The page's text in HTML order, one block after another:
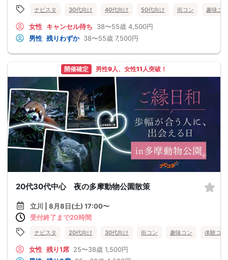
ナビスタ 30代向け 40代向け 50代向け 街コン 趣味コン
女性 キャンセル待ち 38〜55歳 4,500円
男性 残りわずか 38〜55歳 7,500円
開催確定 男性9人、女性11人突破！
20代30代中心 夜の多摩動物公園散策
立川 | 8月8日(土) 17:00〜
受付終了まで20時間
ナビスタ 20代向け 30代向け 街コン 趣味コン 体験コン
女性 残り1席 25〜38歳 1,500円